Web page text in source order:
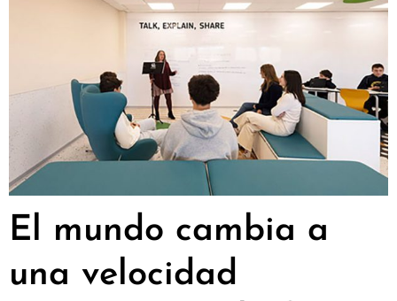
El mundo cambia a
una velocidad